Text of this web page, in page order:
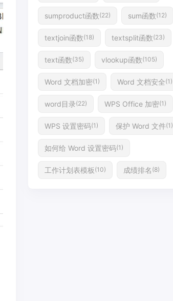
sumproduct函数(22) sum函数(12)
textjoin函数(18) textsplit函数(23)
text函数(35) vlookup函数(105)
Word 文档加密(1) Word 文档安全(1)
word目录(22) WPS Office 加密(1)
WPS 设置密码(1) 保护 Word 文件(1)
如何给 Word 设置密码(1)
工作计划表模板 (10) 成绩排名 (8)